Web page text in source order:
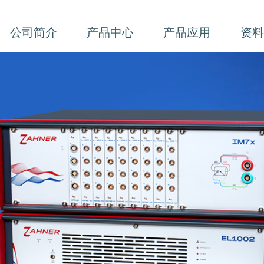
公司简介 产品中心 产品应用 资